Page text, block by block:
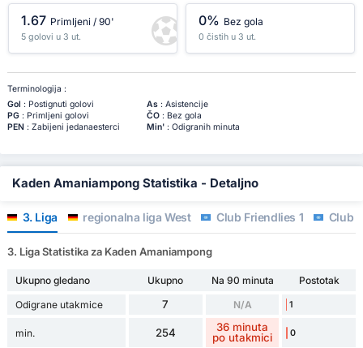
1.67 Primljeni / 90'
5 golovi u 3 ut.
0% Bez gola
0 čistih u 3 ut.
Terminologija :
Gol : Postignuti golovi As: Asistencije
PG: Primljeni golovi ČO: Bez gola
PEN : Zabijeni jedanaesterci Min': Odigranih minuta
Kaden Amaniampong Statistika - Detaljno
3. Liga regionalna liga West Club Friendlies 1 Club
3. Liga Statistika za Kaden Amaniampong
Ukupno gledano Ukupno Na 90 minuta
Postotak
Odigrane utakmice
7 N/A 1
min. 254
36 minuta
po utakmici
0